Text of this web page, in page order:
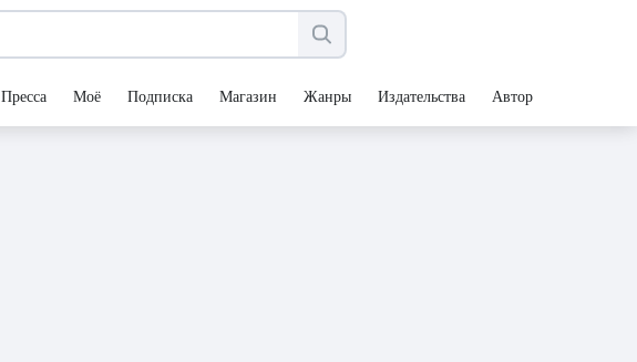
Пресса Моё Подписка Магазин Жанры Издательства Авторы